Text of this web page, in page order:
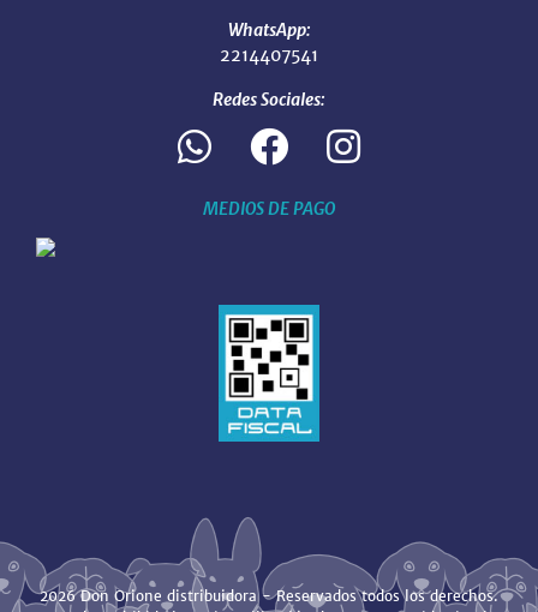
WhatsApp:
2214407541
Redes Sociales:
MEDIOS DE PAGO
2026 Don Orione distribuidora - Reservados todos los derechos.